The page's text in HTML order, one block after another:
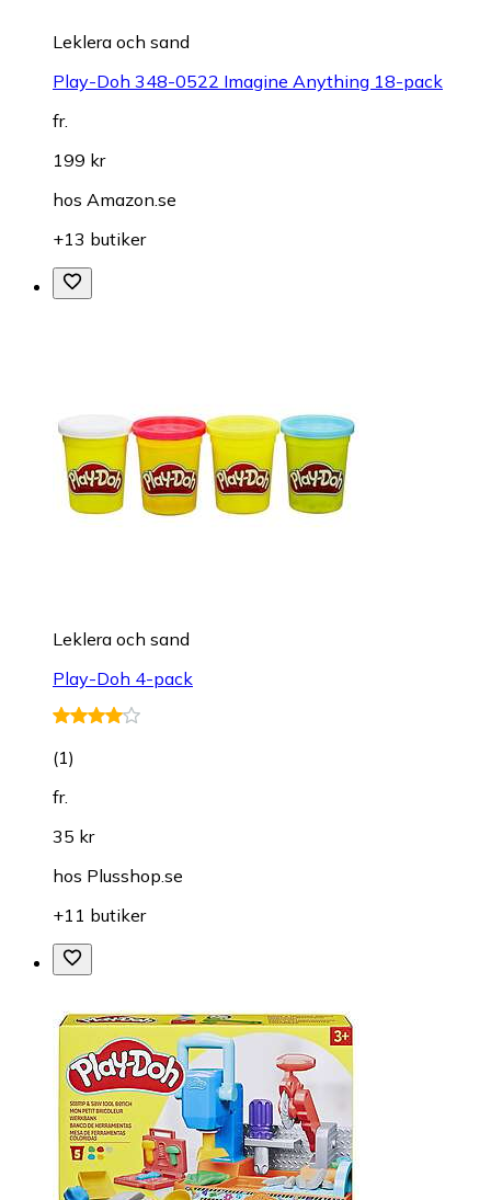
Leklera och sand
Play-Doh 348-0522 Imagine Anything 18-pack
fr.
199 kr
hos Amazon.se
+13 butiker
Leklera och sand
Play-Doh 4-pack
(1)
fr.
35 kr
hos Plusshop.se
+11 butiker